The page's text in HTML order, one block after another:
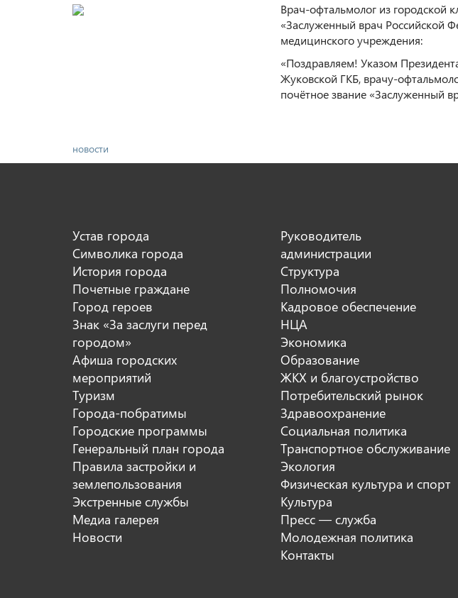
Врач-офтальмолог из городской
«Заслуженный врач Российской
медицинского учреждения:
«Поздравляем! Указом
Жуковской ГКБ, врачу-
почётное звание «Заслуженный
новости
Устав города
Символика города
История города
Почетные граждане
Город героев
Знак «За заслуги перед
городом»
Афиша городских
мероприятий
Туризм
Города-побратимы
Городские программы
Генеральный план города
Правила застройки и
землепользования
Экстренные службы
Медиа галерея
Новости
Руководитель
администрации
Структура
Полномочия
Кадровое обеспечение
НЦА
Экономика
Образование
ЖКХ и благоустройство
Потребительский рынок
Здравоохранение
Социальная политика
Транспортное обслуживание
Экология
Физическая культура и спорт
Культура
Пресс — служба
Молодежная политика
Контакты